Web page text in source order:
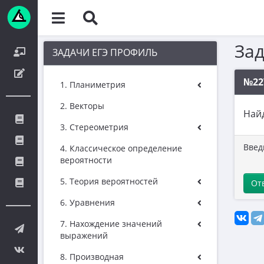
ЗАДАЧИ ЕГЭ ПРОФИЛЬ
1. Планиметрия
2. Векторы
3. Стереометрия
4. Классическое определение
вероятности
5. Теория вероятностей
6. Уравнения
7. Нахождение значений
выражений
8. Производная